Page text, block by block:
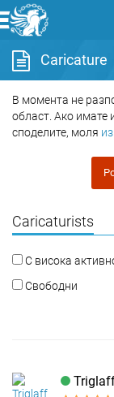
Caricature
В момента не
област. Ако имате
споделите, моля
Caricaturists
С висока
Свободни